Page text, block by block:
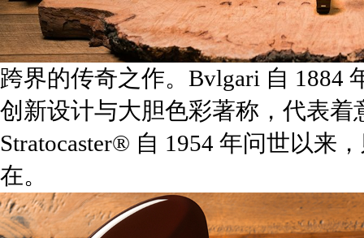
跨界的传奇之作。Bvlgari 自 1884
创新设计与大胆色彩著称，代表着
Stratocaster® 自 1954 年问世以来
在。